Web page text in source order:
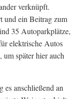
verknüpft.
und ein Beitrag zum
35 Autoparkplätze,
elektrische Autos
um später hier auch
anschließend an